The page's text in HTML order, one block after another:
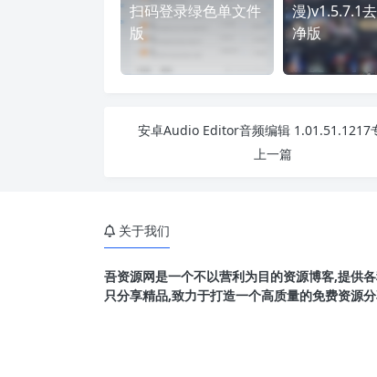
扫码登录绿色单文件
版
漫)v1.5.7.1
净版
安卓Audio Editor音频编辑 1.01.51.1217
上一篇
关于我们
吾资源网是一个不以营利为目的资源博客,提供
只分享精品,致力于打造一个高质量的免费资源